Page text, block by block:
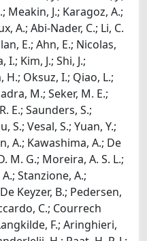
Meakin, J.; Karagoz, A.;
A.; Abi-Nader, C.; Li, C.
E.; Ahn, E.; Nicolas,
Kim, J.; Shi, J.;
H.; Oksuz, I.; Qiao, L.;
M.; Seker, M. E.;
E.; Saunders, S.;
S.; Vesal, S.; Yuan, Y.;
A.; Kawashima, A.; De
M. G.; Moreira, A. S. L.;
Stanzione, A.;
Keyzer, B.; Pedersen,
C.; Courrech
F.; Aringhieri,